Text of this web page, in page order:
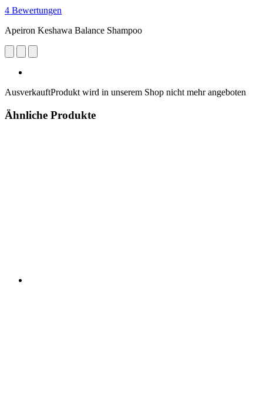
4 Bewertungen
Apeiron Keshawa Balance Shampoo
AusverkauftProdukt wird in unserem Shop nicht mehr angeboten
Ähnliche Produkte